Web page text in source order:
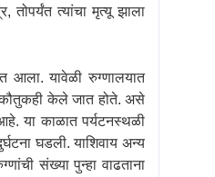
,तोपर्यंत त्यांचा मृत्यू झाला
आला. यावेळी रुग्णालयात
कौतुकही केले जात होते. असे
या काळात पर्यटनस्थळी
घडली. याशिवाय अन्य
संख्या पुन्हा वाढताना